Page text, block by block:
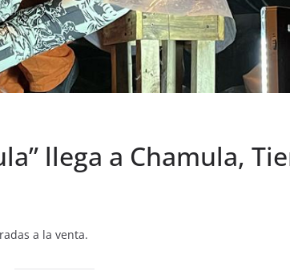
llega a Chamula,
a la venta.